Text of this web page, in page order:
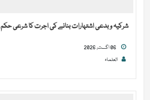
شرکیہ و بدعی اشتہارات بنانے کی اجرت کا شرعی حکم
العلماء